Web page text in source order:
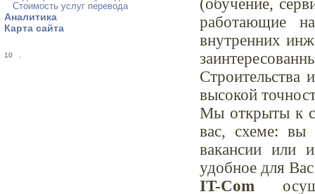
Стоимость услуг перевода
Аналитика
Карта сайта
10
(обучение,
работающие
внутренних
Строительства
высокой
Мы открыты к
вас, схеме: вы
вакансии или
удобное для
IT-Com